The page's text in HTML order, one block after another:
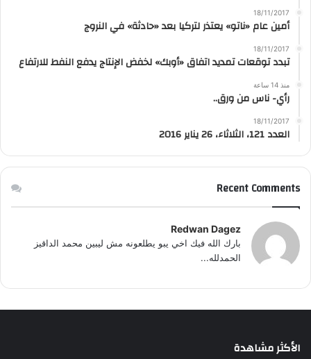
18/11/2017
أمين عام «ناتو» يعتذر لتركيا بعد «حادثة» في النروج
18/11/2017
تبدد توقعات تمديد اتفاق «أوبك» لخفض الإنتاج يدفع النفط للارتفاع
منذ 14 ساعة
رأي- ناس من ورق..
18/11/2017
العدد 121، الثلاثاء، 26 يناير 2016
Recent Comments
Redwan Dagez
بارك الله فيك اخي يبو يطلعونه مش ليبين محمد الداقيز
الحمدلله...
الأكثر مشاهدة